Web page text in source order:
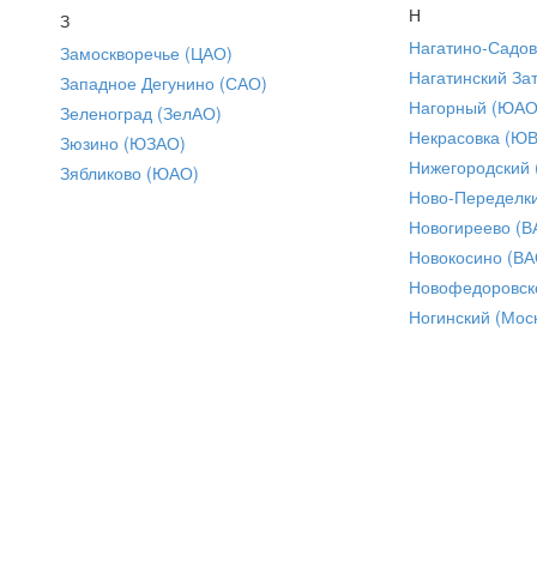
З
Замоскворечье (ЦАО)
Западное Дегунино (САО)
Зеленоград (ЗелАО)
Зюзино (ЮЗАО)
Зябликово (ЮАО)
Н
Нагатино-
Нагатинский
Нагорный
Некрасовка
Ново-
Новогиреево
Новокосино
Ногинский